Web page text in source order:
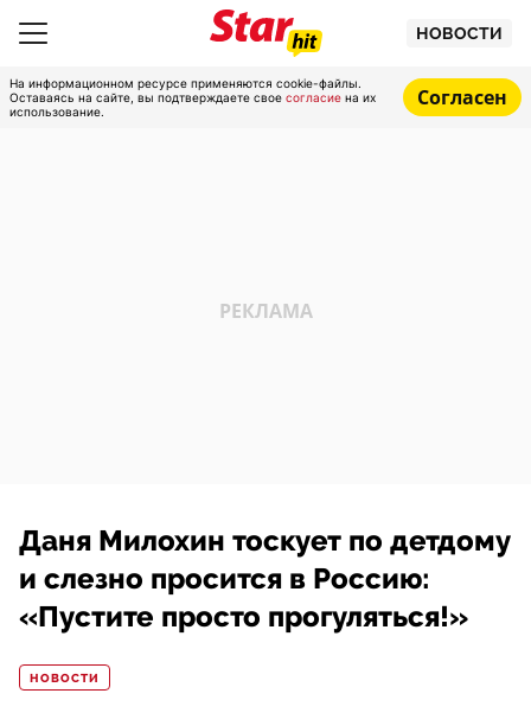
НОВОСТИ
На информационном ресурсе применяются cookie-файлы.
Оставаясь на сайте, вы подтверждаете свое согласие на их
использование.
Согласен
Даня Милохин тоскует по детдому
и слезно просится в Россию:
«Пустите просто прогуляться!»
НОВОСТИ